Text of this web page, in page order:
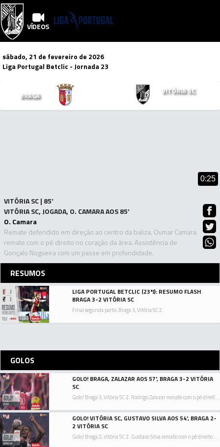
VÍDEOS
sábado, 21 de fevereiro de 2026
Liga Portugal Betclic - Jornada 23
BRAGA
VITÓRIA SC
0:25
VITÓRIA SC | 85'
VITÓRIA SC, JOGADA, O. CAMARA AOS 85'
O. Camara
Remate defendido em direção ao centro da baliza. Oumar Camara
remate com o pé direito no coração da área. Assistência de
Gonçalo Nogueira com um passe em profundidade.
RESUMOS
LIGA PORTUGAL BETCLIC (23ªJ): RESUMO FLASH
BRAGA 3-2 VITÓRIA SC
Final segunda parte, Braga 3, Vitória SC 2.
GOLOS
GOLO! BRAGA, ZALAZAR AOS 57', BRAGA 3-2 VITÓRIA
SC
Golo! Braga 3, Vitória SC 2. Rodrigo Zalazar remate com o pé direito no coração da área ao lado inferior direito da baliza. Assistência de Ricardo Horta.
GOLO! VITÓRIA SC, GUSTAVO SILVA AOS 54', BRAGA 2-
2 VITÓRIA SC
Golo! Braga 2, Vitória SC 2. Gustavo Silva remate com o pé direito em frente à baliza.